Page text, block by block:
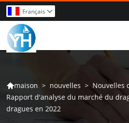
Français 
maison > nouvelles > Nouvelles
Rapport d'analyse du marché du
dragues en 2022